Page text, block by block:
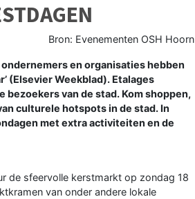
Bron: Evenementen OSH Hoorn
ondernemers en organisaties hebben
(Elsevier Weekblad). Etalages
van de stad. Kom shoppen,
culturele hotspots in de stad. In
met extra activiteiten en de
de sfeervolle kerstmarkt op zondag 18
van onder andere lokale